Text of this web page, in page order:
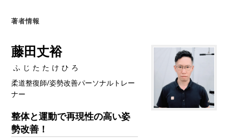
著者情報
藤田丈裕
ふじたたけひろ
柔道整復師/姿勢改善パーソナルトレー
ナー
整体と運動で再現性の高い姿
勢改善！